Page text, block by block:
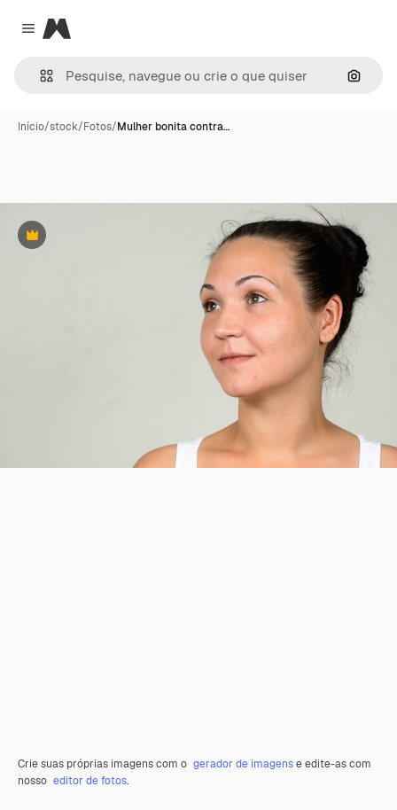
Close menu
Magnific
Início/stock/Fotos/Mulher bonita contra…
Premium
Crie suas próprias imagens com o gerador de imagense edite-as com
nosso editor de fotos.